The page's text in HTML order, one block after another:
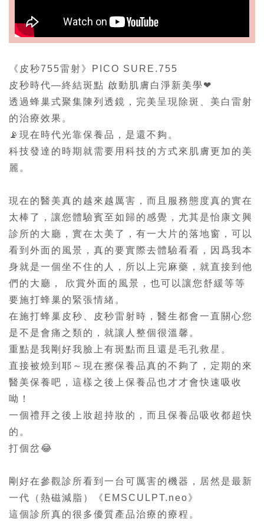
《皮秒755雷射》PICO SURE.755
皮秒時代—終結斑點 啟動肌膚白淨新美學❤
透過蜂巢式聚集陳列透鏡，完美呈現除斑、美白雷射
的治療效果。
📡現在時代光靠保養品，是還不夠。
科技發達的時期就需要用科技的方式來肌膚更加的美
麗。
現在的醫美真的越來越厲害，而且服務態度真的實在
太棒了，讓您體驗賓至如歸的感覺，尤其是怡康文興
診所的大廳，實在太美了，有一大片的落地窗，可以
看到外面的風景，真的要實際去體驗看看，因爲我本
身就是一個坐不住的人，所以上完麻藥，就直接到他
們的大廳， 欣賞外面的風景，也可以讓您舒緩等等
要施打蜂巢的緊張情緒。
在施打蜂巢皮秒、皮秒雷射時，醫生都會一直關心您
是不是會痛之類的，就讓人整個很溫馨。
重點是我剛好我臉上有斑點而且還是毛孔救星。
直接被燒到耶～現在擦保養品真的不夠了，定期的來
醫美保養吧，這樣之後上保養品也才才會快速吸收
呦！
一個禮拜之後上妝超持妝的，而且保養品吸收都超快
的。
打個岔😂
剛好在參觀診所看到一台可厲害的機器，居然是最新
一代（熱磁減脂）《EMSCULPT.neo》
這個診所真的很多優質產品治療的療程。